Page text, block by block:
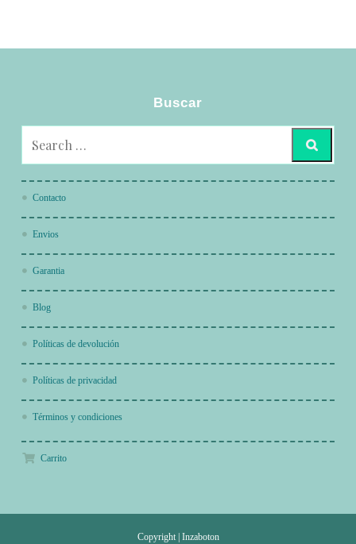
Buscar
Contacto
Envios
Garantia
Blog
Políticas de devolución
Políticas de privacidad
Términos y condiciones
Carrito
Copyright Inzaboton